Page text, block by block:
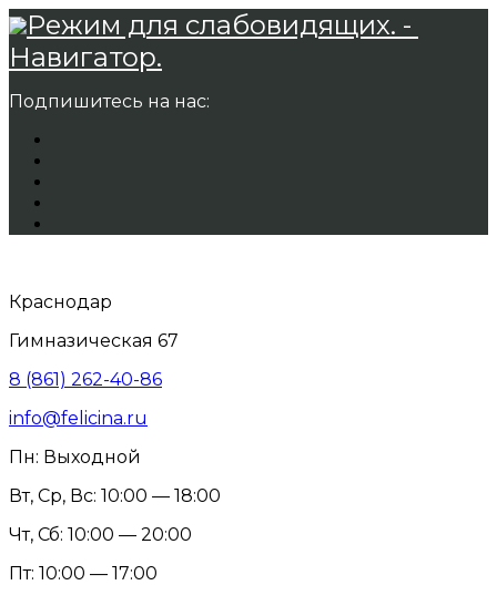
Режим для слабовидящих. -
Навигатор.
Подпишитесь на нас:
Краснодар
Гимназическая 67
8 (861) 262-40-86
info@felicina.ru
Пн: Выходной
Вт, Ср, Вс: 10:00 — 18:00
Чт, Сб: 10:00 — 20:00
Пт: 10:00 — 17:00